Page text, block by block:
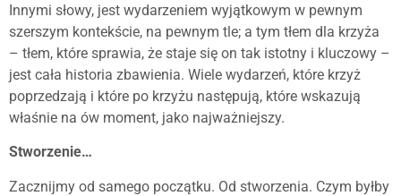
Innymi słowy, jest wydarzeniem wyjątkowym w pewnym
szerszym kontekście, na pewnym tle; a tym tłem dla krzyża
– tłem, które sprawia, że staje się on tak istotny i kluczowy –
jest cała historia zbawienia. Wiele wydarzeń, które krzyż
poprzedzają i które po krzyżu następują, które wskazują
właśnie na ów moment, jako najważniejszy.
Stworzenie…
Zacznijmy od samego początku. Od stworzenia. Czym byłby